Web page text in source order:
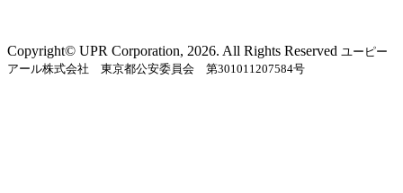
Copyright©︎ UPR Corporation, 2026. All Rights Reserved ユーピー
アール株式会社 東京都公安委員会 第301011207584号